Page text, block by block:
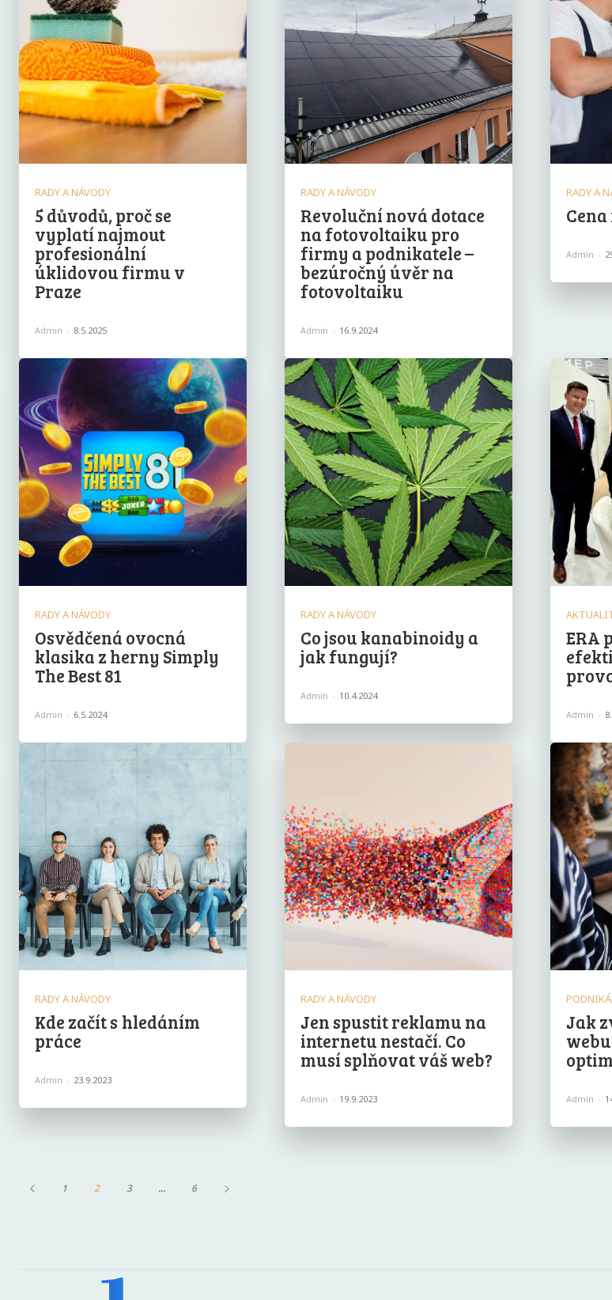
RADY A NÁVODY
5 důvodů, proč se
vyplatí najmout
profesionální
úklidovou firmu v
Praze
Admin - 8.5.2025
RADY A NÁVODY
Revoluční nová dotace
na fotovoltaiku pro
firmy a podnikatele –
bezúročný úvěr na
fotovoltaiku
Admin - 16.9.2024
RADY A
Admin -
RADY A NÁVODY
Osvědčená ovocná
klasika z herny Simply
The Best 81
Admin - 6.5.2024
RADY A NÁVODY
Co jsou kanabinoidy a
jak fungují?
Admin - 10.4.2024
ERA
Admin -
RADY A NÁVODY
Kde začít s hledáním
práce
Admin - 23.9.2023
RADY A NÁVODY
Jen spustit reklamu na
internetu nestačí. Co
musí splňovat váš web?
Admin - 19.9.2023
Jak
Admin -
1 2 3 ... 6